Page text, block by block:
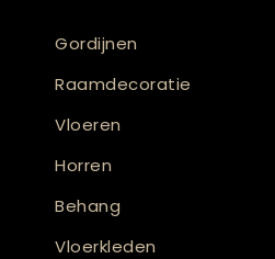
Gordijnen
Raamdecoratie
Vloeren
Horren
Behang
Vloerkleden